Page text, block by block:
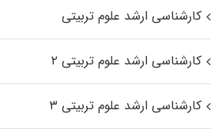
کارشناسی ارشد علوم تربیتی
کارشناسی ارشد علوم تربیتی ۲
کارشناسی ارشد علوم تربیتی ۳